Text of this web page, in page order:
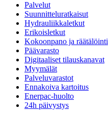
Palvelut
Suunnitteluratkaisut
Hydrauliikkaletkut
Erikoisletkut
Kokoonpano ja räätälöinti
Päävarasto
Digitaaliset tilauskanavat
Myymälät
Palveluvarastot
Ennakoiva kartoitus
Enerpac-huolto
24h päivystys